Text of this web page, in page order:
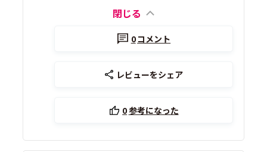
閉じる
0コメント
レビューをシェア
0参考になった